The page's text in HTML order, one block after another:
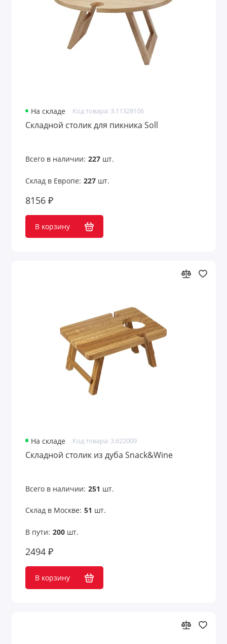
На складе Код товара: 3.11328106
Складной столик для пикника Soll
Всего в наличии: 227шт.
Склад в Европе: 227шт.
8156 ₽
В корзину
На складе Код товара: 3.622009
Складной столик из дуба Snack&Wine
Всего в наличии: 251 шт.
Склад в Москве: 51 шт.
В пути: 200шт.
2494 ₽
В корзину